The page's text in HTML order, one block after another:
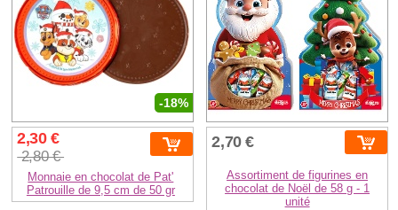
-18%
2,30 €
2,80 €
Monnaie en chocolat de Pat'
Patrouille de 9,5 cm de 50 gr
2,70 €
Assortiment de figurines en
chocolat de Noël de 58 g - 1
unité